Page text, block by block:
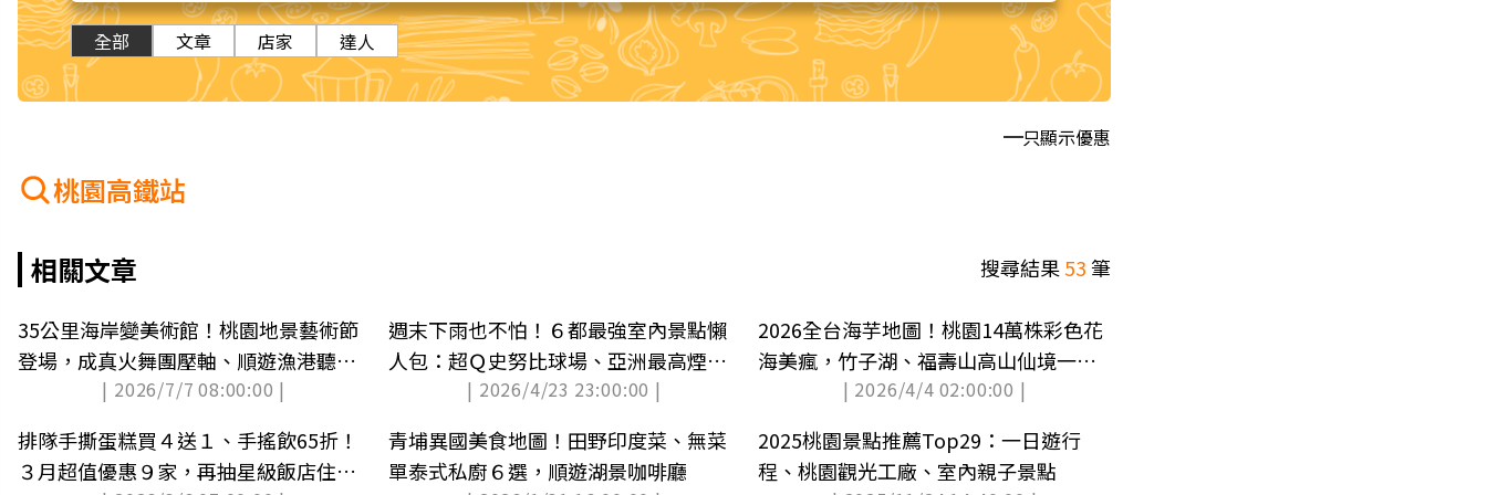
全部 文章 店家 達人
只顯示優惠
桃園高鐵站
相關文章 搜尋結果53筆
35公里海岸變美術館！桃園地景藝術節
登場，成真火舞團壓軸、順遊漁港聽音
| 2026/7/7 08:00:00 |
週末下雨也不怕！６都最強室內景點懶
人包：超Ｑ史努比球場、亞洲最高煙囪
| 2026/4/23 23:00:00 |
2026全台海芋地圖！桃園14萬株彩色花
海美瘋，竹子湖、福壽山高山仙境一次
| 2026/4/4 02:00:00 |
排隊手撕蛋糕買４送１、手搖飲65折！
３月超值優惠９家，再抽星級飯店住宿
青埔異國美食地圖！田野印度菜、無菜
單泰式私廚６選，順遊湖景咖啡廳
2025桃園景點推薦Top29：一日遊行
程、桃園觀光工廠、室內親子景點